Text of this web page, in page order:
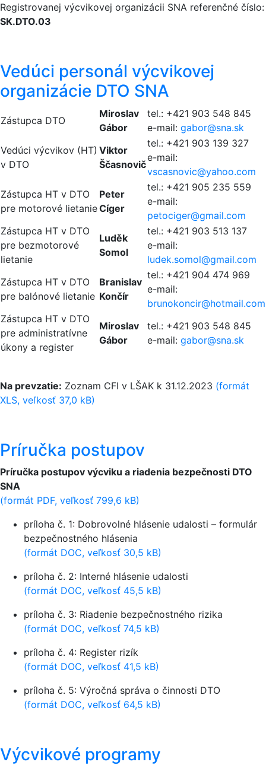
Registrovanej výcvikovej organizácii SNA referenčné číslo:
SK.DTO.03
Vedúci personál výcvikovej
organizácie DTO SNA
Zástupca DTO
Miroslav
Gábor
tel.: +421 903 548 845
e-mail: gabor@sna.sk
Vedúci výcvikov (HT)
v DTO
Viktor
Ščasnovič
tel.: +421 903 139 327
e-mail:
vscasnovic@yahoo.com
Zástupca HT v DTO
pre motorové lietanie
Peter
Cíger
tel.: +421 905 235 559
e-mail:
petociger@gmail.com
Zástupca HT v DTO
pre bezmotorové
lietanie
Luděk
Somol
tel.: +421 903 513 137
e-mail:
ludek.somol@gmail.com
Zástupca HT v DTO
pre balónové lietanie
Branislav
Končír
tel.: +421 904 474 969
e-mail:
brunokoncir@hotmail.com
Zástupca HT v DTO
pre administratívne
úkony a register
Miroslav
Gábor
tel.: +421 903 548 845
e-mail: gabor@sna.sk
Na prevzatie: Zoznam CFI v LŠAK k 31.12.2023 (formát
XLS, veľkosť 37,0 kB)
Príručka postupov
Príručka postupov výcviku a riadenia bezpečnosti DTO
SNA
(formát PDF, veľkosť 799,6 kB)
príloha č. 1: Dobrovolné hlásenie udalosti – formulár
bezpečnostného hlásenia
(formát DOC, veľkosť 30,5 kB)
príloha č. 2: Interné hlásenie udalosti
(formát DOC, veľkosť 45,5 kB)
príloha č. 3: Riadenie bezpečnostného rizika
(formát DOC, veľkosť 74,5 kB)
príloha č. 4: Register rizík
(formát DOC, veľkosť 41,5 kB)
príloha č. 5: Výročná správa o činnosti DTO
(formát DOC, veľkosť 64,5 kB)
Výcvikové programy